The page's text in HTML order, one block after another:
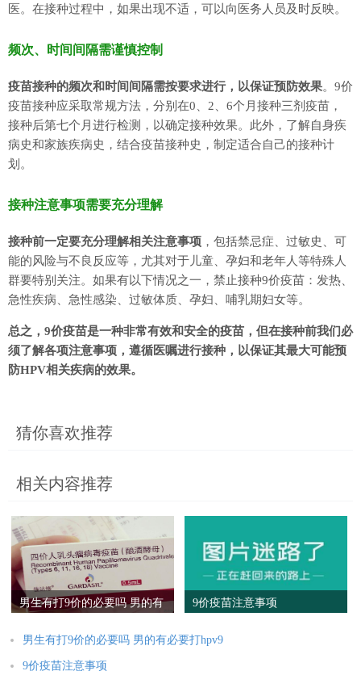
医。在接种过程中，如果出现不适，可以向医务人员及时反映。
频次、时间间隔需谨慎控制
疫苗接种的频次和时间间隔需按要求进行，以保证预防效果。9价
疫苗接种应采取常规方法，分别在0、2、6个月接种三剂疫苗，
接种后第七个月进行检测，以确定接种效果。此外，了解自身疾
病史和家族疾病史，结合疫苗接种史，制定适合自己的接种计
划。
接种注意事项需要充分理解
接种前一定要充分理解相关注意事项 ，包括禁忌症、过敏史、可
能的风险与不良反应等，尤其对于儿童、孕妇和老年人等特殊人
群要特别关注。如果有以下情况之一，禁止接种9价疫苗：发热、
急性疾病、急性感染、过敏体质、孕妇、哺乳期妇女等。
总之，9价疫苗是一种非常有效和安全的疫苗，但在接种前我们必
须了解各项注意事项，遵循医嘱进行接种，以保证其最大可能预
防HPV相关疾病的效果。
猜你喜欢推荐
相关内容推荐
男生有打9价的必要吗 男的有
9价疫苗注意事项
男生有打9价的必要吗 男的有必要打hpv9
9价疫苗注意事项